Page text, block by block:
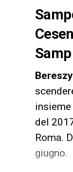
Samp
insieme
del
Roma.
giugno.